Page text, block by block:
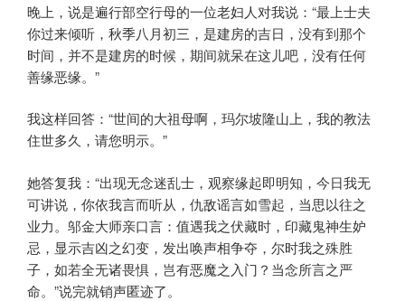
晚上，说是遍行部空行母的一位老妇人对我说：“最上士夫
你过来倾听，秋季八月初三，是建房的吉日，没有到那个
时间，并不是建房的时候，期间就呆在这儿吧，没有任何
善缘恶缘。”
我这样回答：“世间的大祖母啊，玛尔坡隆山上，我的教法
住世多久，请您明示。”
她答复我：“出现无念迷乱士，观察缘起即明知，今日我无
可讲说，你依我言而听从，仇敌谣言如雪起，当思以往之
业力。邬金大师亲口言：值遇我之伏藏时，印藏鬼神生妒
忌，显示吉凶之幻变，发出唤声相争夺，尔时我之殊胜
子，如若全无诸畏惧，岂有恶魔之入门？当念所言之严
命。”说完就销声匿迹了。